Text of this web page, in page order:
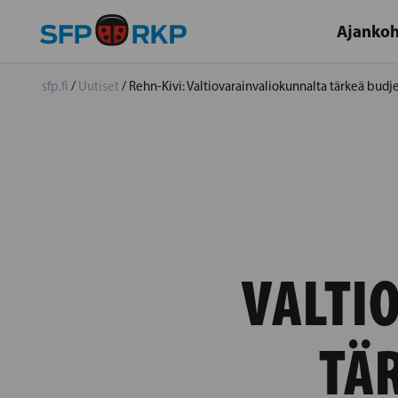
sfp.fi / Uutiset/ Rehn-Kivi: Valtiovarainvaliokunnalta tärkeä